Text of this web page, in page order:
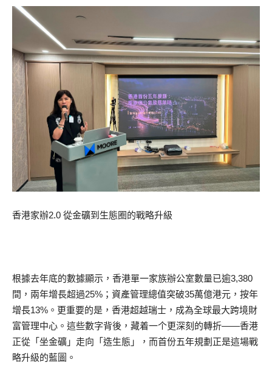
香港家辦2.0 從金礦到生態圈的戰略升級
根據去年底的數據顯示，香港單一家族辦公室數量已逾3,380
間，兩年增長超過25%；資產管理總值突破35萬億港元，按年
增長13%。更重要的是，香港超越瑞士，成為全球最大跨境財
富管理中心。這些數字背後，藏着一个更深刻的轉折——香港
正從「坐金礦」走向「造生態」，而首份五年規劃正是這場戰
略升級的藍圖。